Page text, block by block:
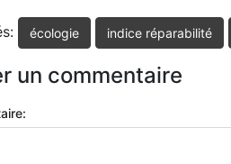
écologie indice réparabilité
un commentaire